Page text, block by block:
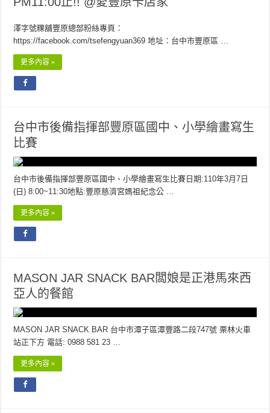
澤字號粿舖豐原總部粉絲專頁：
https://facebook.com/tsefengyuan369 地址：台中市豐原區 …
更多內容 »
台中市後備指揮部豐原區國中、小學繪畫寫生
比賽
台中市後備指揮部豐原區國中、小學繪畫寫生比賽日期:110年3月7日
(日) 8:00~11:30地點:豐原慈濟宮媽祖紀念公 …
更多內容 »
MASON JAR SNACK BAR闆娘是正港馬來西
亞人的餐館
MASON JAR SNACK BAR 台中市潭子區潭豐路二段747號 栗林火車
站正下方 電話: 0988 581 23 …
更多內容 »